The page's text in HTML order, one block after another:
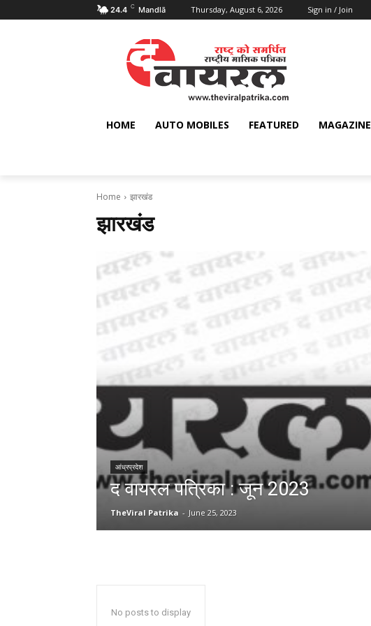
24.4 C Mandlā Thursday, August 6, 2026 Sign in / Join
HOME AUTO MOBILES FEATURED MAGAZINE
Home झारखंड
झारखंड
आंध्रप्रदेश
द वायरल पत्रिका : जून 2023
TheViral Patrika - June 25, 2023
No posts to display